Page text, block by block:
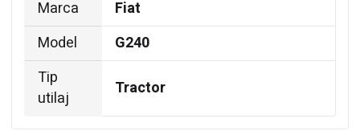
Marca
Fiat
Model
G240
Tip
utilaj
Tractor